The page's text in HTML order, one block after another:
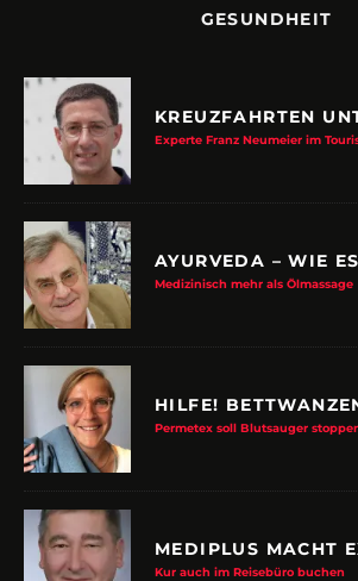
GESUNDHEIT
KREUZFAHRTEN
Experte Franz Neumeier im
AYURVEDA – WIE
Medizinisch mehr als Ölmassage
HILFE!
Permetex soll Blutsauger
MEDIPLUS MACHT
Kur auch im Reisebüro buchen